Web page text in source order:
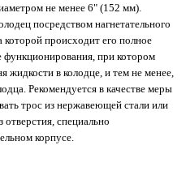
не менее 6" (152 мм).
посредством нагнетательного
происходит его полное
функционирования, при котором
жидкости в колодце, и тем не менее,
Рекомендуется в качестве меры
трос из нержавеющей стали или
отверстия, специально
корпусе.